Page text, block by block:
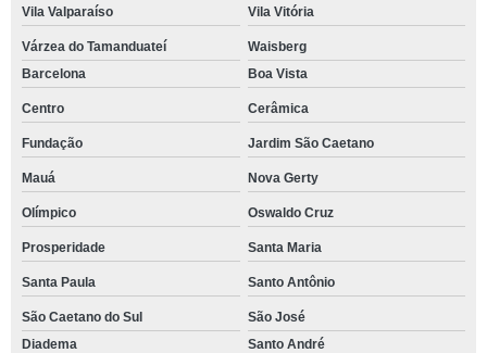
Vila Valparaíso Vila Vitória
Várzea do Tamanduateí
Waisberg
Barcelona
Boa Vista
Centro Cerâmica
Fundação Jardim São Caetano
Mauá Nova Gerty
Olímpico Oswaldo Cruz
Prosperidade Santa Maria
Santa Paula Santo Antônio
São Caetano do Sul
São José
Diadema
Santo André